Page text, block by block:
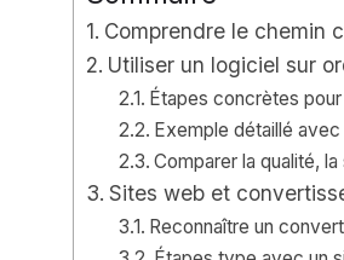
Comprendre le chemin
Utiliser un logiciel sur
Étapes concrètes pour
Exemple détaillé
Comparer la qualité,
Sites web et
Reconnaître un